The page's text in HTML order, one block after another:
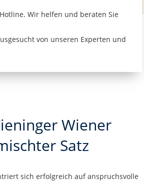
Wir helfen und beraten Sie
von unseren Experten und
Wiener
Satz
sich erfolgreich auf anspruchsvolle